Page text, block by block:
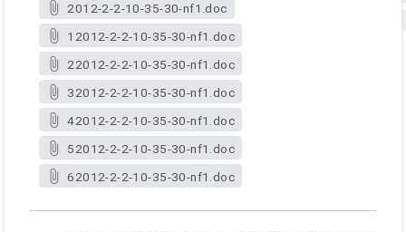
2012-2-2-10-35-30-nf1.doc
12012-2-2-10-35-30-nf1.doc
22012-2-2-10-35-30-nf1.doc
32012-2-2-10-35-30-nf1.doc
42012-2-2-10-35-30-nf1.doc
52012-2-2-10-35-30-nf1.doc
62012-2-2-10-35-30-nf1.doc